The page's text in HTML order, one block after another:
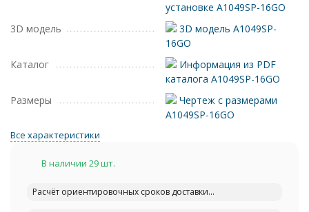
установке A1049SP-16GO
3D модель
3D модель A1049SP-
16GO
Каталог
Информация из PDF
каталога A1049SP-16GO
Размеры
Чертеж с размерами
A1049SP-16GO
Все характеристики
В наличии 29 шт.
Расчёт ориентировочных сроков доставки...